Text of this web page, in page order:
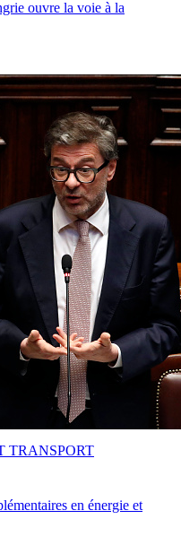
ouvre la voie à la
en énergie et
TRANSPORT